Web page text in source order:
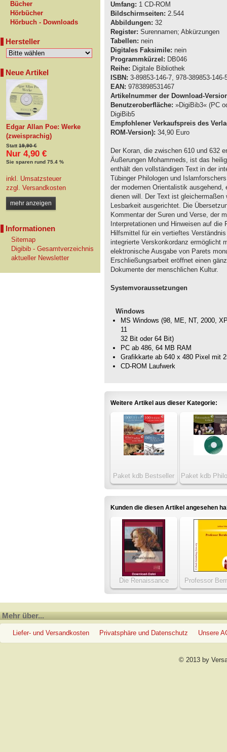
Bücher
Hörbücher
Hörbuch - Downloads
Hersteller
Neue Artikel
Edgar Allan Poe: Werke
(zweisprachig)
Statt19,90 €
Nur 4,90 €
Sie sparen rund 75.4 %
inkl. Umsatzsteuer
zzgl. Versandkosten
mehr anzeigen
Informationen
Sitemap
Digibib - Gesamtverzeichnis
aktueller Newsletter
Umfang: 1 CD-ROM
Bildschirmseiten: 2.544
Abbildungen: 32
Register: Surennamen; Abkürzungen
Tabellen: nein
Digitales Faksimile: nein
Programmkürzel: DB046
Reihe: Digitale Bibliothek
ISBN: 3-89853-146-7, 978-389853-146-
EAN: 9783898531467
Artikelnummer der Download-
Benutzeroberfläche: »DigiBib3« (PC
DigiBib5
Empfohlener Verkaufspreis des
ROM-Version): 34,90 Euro
Der Koran, die zwischen 610 und 632
Äußerungen Mohammeds, ist das
enthält den vollständigen Text in der
Tübinger Philologen und
der modernen Orientalistik
dienen will. Der Text ist
Lesbarkeit ausgerichtet. Die
Kommentar der Suren und Verse, der
Interpretationen und Hinweisen auf
Hilfsmittel für ein vertieftes
integrierte Verskonkordanz ermöglicht
elektronische Ausgabe von Parets
Erschließungsarbeit eröffnet einen
Dokumente der menschlichen Kultur.
Systemvoraussetzungen
Windows
MS Windows (98, ME, NT, 2000,
11
32 Bit oder 64 Bit)
PC ab 486, 64 MB RAM
Grafikkarte ab 640 x 480 Pixel mit
CD-ROM Laufwerk
Weitere Artikel aus dieser Kategorie:
Paket kdb Bestseller Paket kdb
Kunden die diesen Artikel angesehen
Die Renaissance Professor
Mehr über...
Liefer- und Versandkosten Privatsphäre und Datenschutz Unsere
© 2013 by